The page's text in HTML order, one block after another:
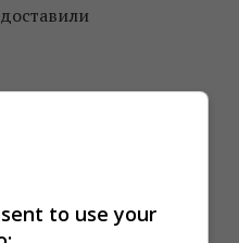
12 июля
владельцев
to use your